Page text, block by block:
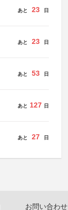
あと 23 日
あと 23 日
あと 53 日
あと 127 日
あと 27 日
お問い合わせ